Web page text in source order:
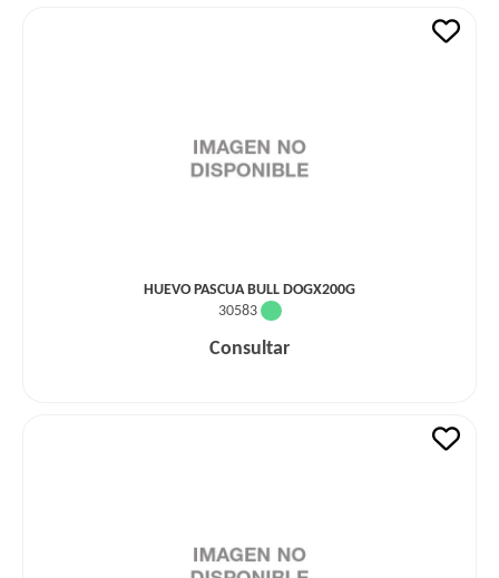
HUEVO PASCUA BULL DOGX200G
30583
Consultar